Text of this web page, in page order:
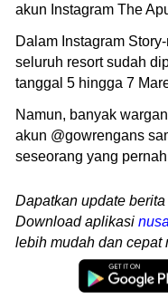
akun Instagram The
Dalam Instagram
seluruh resort sudah
tanggal 5 hingga 7
Namun, banyak
akun @gowrengans
seseorang yang
Dapatkan update
Download aplikasi
lebih mudah dan cepat